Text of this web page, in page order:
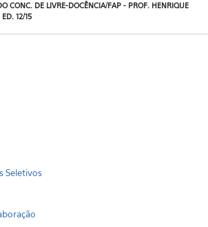
CONC. DE LIVRE-DOCÊNCIA/FAP - PROF. HENRIQUE
12/15
Seletivos